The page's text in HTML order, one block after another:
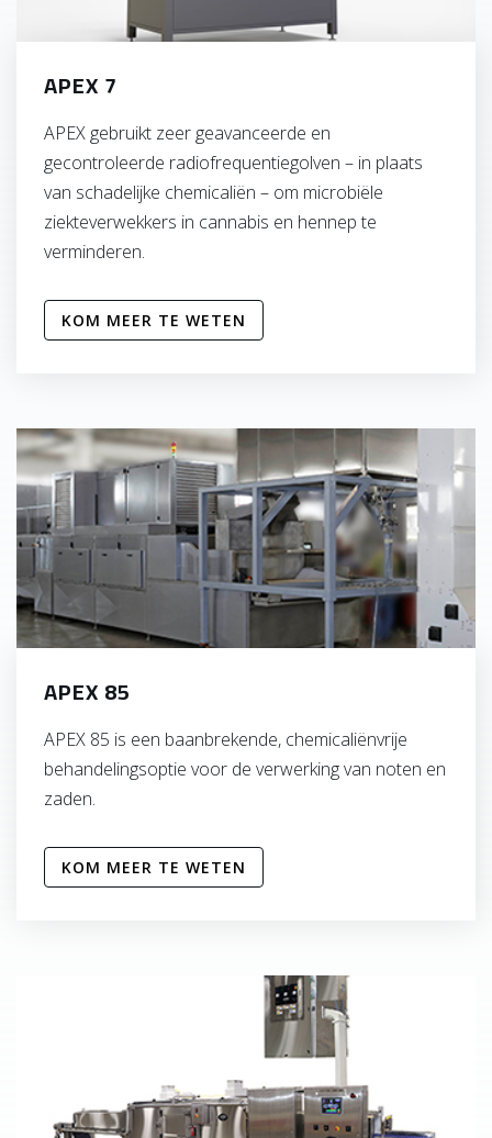
APEX 7
APEX gebruikt zeer geavanceerde en
gecontroleerde radiofrequentiegolven – in plaats
van schadelijke chemicaliën – om microbiële
ziekteverwekkers in cannabis en hennep te
verminderen.
KOM MEER TE WETEN
APEX 85
APEX 85 is een baanbrekende, chemicaliënvrije
behandelingsoptie voor de verwerking van noten en
zaden.
KOM MEER TE WETEN